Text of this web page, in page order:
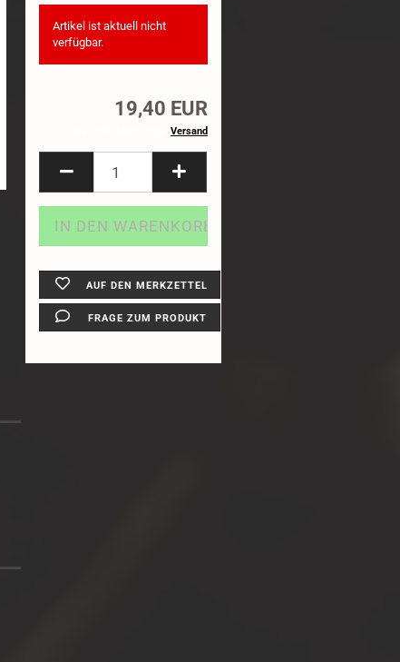
Reifeneinlagen
Artikel ist aktuell nicht
verfügbar.
19,40 EUR
Versand
AUF DEN MERKZETTEL
FRAGE ZUM PRODUKT